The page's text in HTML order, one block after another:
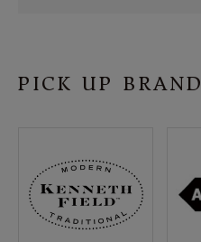
特定商取引法について
お問い合わせ
OFFICIAL WEB SITE
PICK UP BRAND